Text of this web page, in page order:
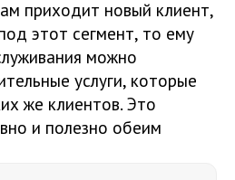
приходит новый клиент,
этот сегмент, то ему
можно
услуги, которые
же клиентов. Это
и полезно обеим